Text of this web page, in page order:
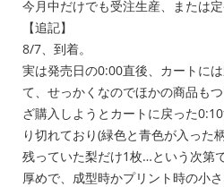
今月中だけでも受注生産、または定
【追記】
8/7、到着。
実は発売日の0:00直後、カートに
て、せっかくなのでほかの商品も
ざ購入しようとカートに戻った
り切れており(緑色と青色が入った
残っていた梨だけ1枚…という次第で
厚めで、成型時かプリント時の小